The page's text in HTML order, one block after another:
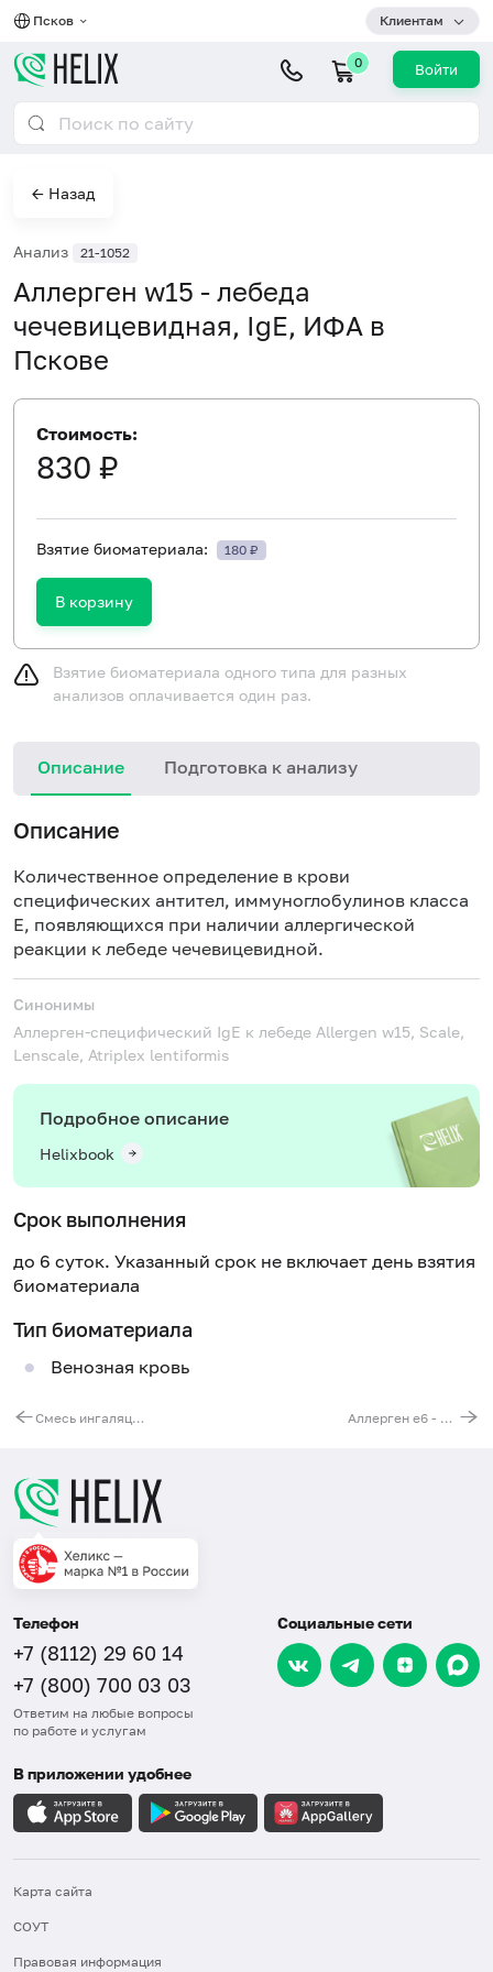
Псков Клиентам
0 Войти
← Назад
Анализ 21-1052
Аллерген w15 - лебеда
чечевицевидная, IgE, ИФА в
Пскове
Стоимость:
830 ₽
Взятие биоматериала: 180 ₽
В корзину
Взятие биоматериала одного типа для разных
анализов оплачивается один раз.
Описание Подготовка к анализу
Описание
Количественное определение в крови
специфических антител, иммуноглобулинов класса
E, появляющихся при наличии аллергической
реакции к лебеде чечевицевидной.
Синонимы
Аллерген-специфический IgE к лебеде Allergen w15, Scale,
Lenscale, Atriplex lentiformis
Подробное описание
Helixbook
Срок выполнения
до 6 суток. Указанный срок не включает день взятия
биоматериала
Тип биоматериала
Венозная кровь
Смесь ингаляционных аллергенов № 7 (IgG): эпителий кошки, перхоть собаки, эпителий кролика, перхоть лошади, клещ Dermatophagoides pteronyssinus Аллерген е6 - эпителий морской свинки, IgE, ИФА
Телефон
+7 (8112) 29 60 14
+7 (800) 700 03 03
Ответим на любые вопросы
по работе и услугам
Социальные сети
В приложении удобнее
Карта сайта
СОУТ
Правовая информация